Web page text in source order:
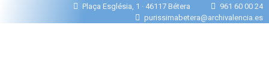
Plaça Església, 1 · 46117 Bétera
961 60 00 24
purissimabetera@archivalencia.es